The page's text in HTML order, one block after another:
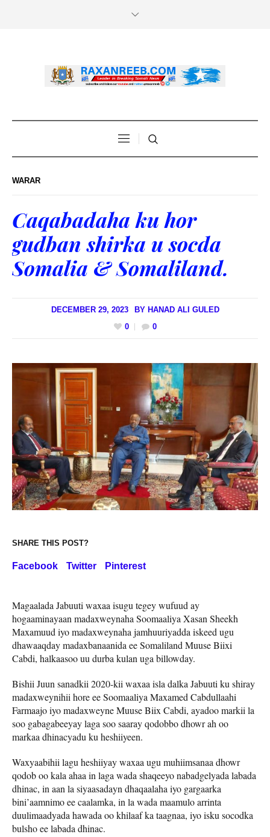
WARAR
Caqabadaha ku hor
gudban shirka u socda
Somalia & Somaliland.
DECEMBER 29, 2023 BY HANAD ALI GULED
0
0
SHARE THIS POST?
Facebook Twitter Pinterest
Magaalada Jabuuti waxaa isugu tegey wufuud ay
hogaaminayaan madaxweynaha Soomaaliya Xasan Sheekh
Maxamuud iyo madaxweynaha jamhuuriyadda iskeed ugu
dhawaaqday madaxbanaanida ee Somaliland Muuse Biixi
Cabdi, halkaasoo uu durba kulan uga billowday.
Bishii Juun sanadkii 2020-kii waxaa isla dalka Jabuuti ku shiray
madaxweynihii hore ee Soomaaliya Maxamed Cabdullaahi
Farmaajo iyo madaxweyne Muuse Biix Cabdi, ayadoo markii la
soo gabagabeeyay laga soo saaray qodobbo dhowr ah oo
markaa dhinacyadu ku heshiiyeen.
Waxyaabihii lagu heshiiyay waxaa ugu muhiimsanaa dhowr
qodob oo kala ahaa in laga wada shaqeeyo nabadgelyada labada
dhinac, in aan la siyaasadayn dhaqaalaha iyo gargaarka
bini’aamnimo ee caalamka, in la wada maamulo arrinta
duulimaadyada hawada oo khilaaf ka taagnaa, iyo isku socodka
bulsho ee labada dhinac.